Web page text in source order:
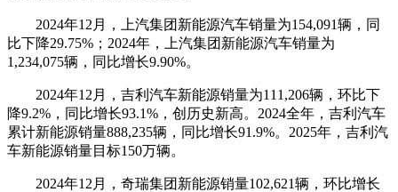
2024年12月，上汽集团新能源汽车销量为154,091辆，同
比下降29.75%；2024年，上汽集团新能源汽车销量为
1,234,075辆，同比增长9.90%。
2024年12月，吉利汽车新能源销量为111,206辆，环比下
降9.2%，同比增长93.1%，创历史新高。2024全年，吉利汽车
累计新能源销量888,235辆，同比增长91.9%。2025年，吉利汽
车新能源销量目标150万辆。
2024年12月，奇瑞集团新能源销量102,621辆，环比增长